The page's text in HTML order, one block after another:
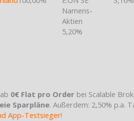
Namens-
Aktien
5,20%
0€ Flat pro Order bei Scalable
Sparpläne. Außerdem: 2,50% p.a.
App-Testsieger!